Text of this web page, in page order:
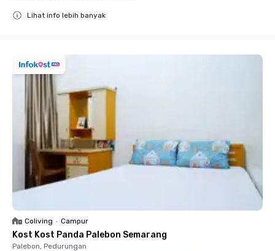
Lihat info lebih banyak
Coliving • Campur
Kost Kost Panda Palebon Semarang
Palebon, Pedurungan